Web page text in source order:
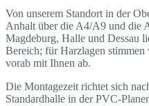
Von unserem Standort in der
Anhalt über die A4/A9 und die
Magdeburg, Halle und Dessau
Bereich; für Harzlagen
vorab mit Ihnen ab.
Die Montagezeit richtet sich
Standardhalle in der PVC-